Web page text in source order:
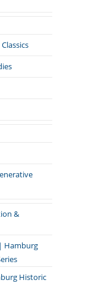
&
Hamburg
Historic